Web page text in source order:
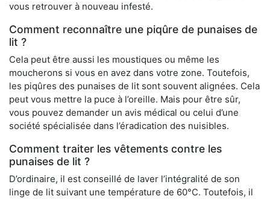
vous retrouver à nouveau infesté.
Comment reconnaître une piqûre de punaises de
lit ?
Cela peut être aussi les moustiques ou même les
moucherons si vous en avez dans votre zone. Toutefois,
les piqûres des punaises de lit sont souvent alignées. Cela
peut vous mettre la puce à l’oreille. Mais pour être sûr,
vous pouvez demander un avis médical ou celui d’une
société spécialisée dans l’éradication des nuisibles.
Comment traiter les vêtements contre les
punaises de lit ?
D’ordinaire, il est conseillé de laver l’intégralité de son
linge de lit suivant une température de 60°C. Toutefois, il